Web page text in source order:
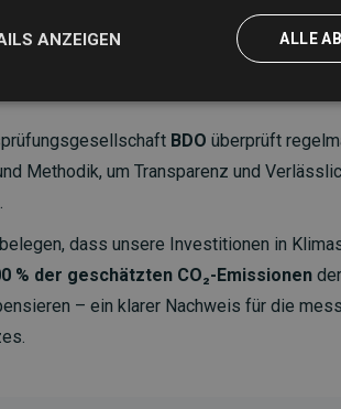
BDO überprüft
Methodik, um Transparenz und
dass unsere Investitionen in
% der geschätzten CO₂-Emissionen
– ein klarer Nachweis für die
ALLE
ANZEIGEN